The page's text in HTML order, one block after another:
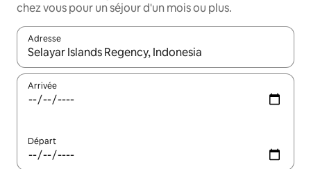
chez vous pour un séjour d'un mois ou plus.
Adresse
Lorsque les résultats s'affichent, utilisez les flèches vers le
Arrivée
Départ